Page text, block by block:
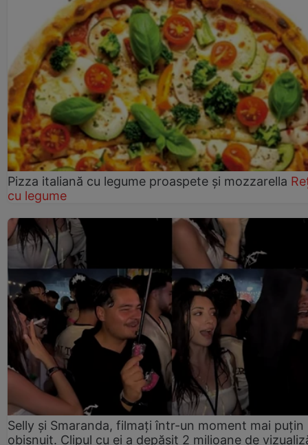
Pizza italiană cu legume proaspete și mozzarella
cu legume
Selly și Smaranda, filmați într-un moment mai puțin
obișnuit. Clipul cu ei a depășit 2 milioane de